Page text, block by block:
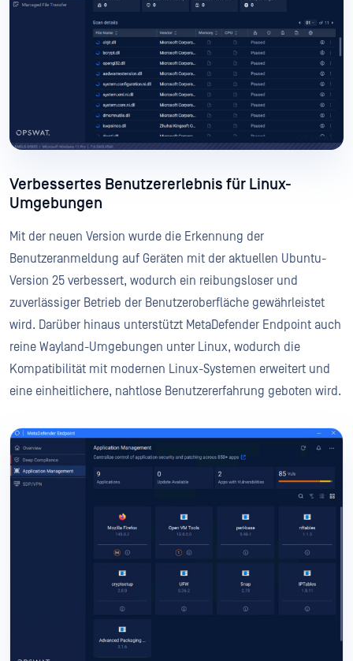
Verbessertes Benutzererlebnis für Linux-
Umgebungen
Mit der neuen Version wurde die Erkennung der
Benutzeranmeldung auf Geräten mit der aktuellen Ubuntu-
Version 25 verbessert, wodurch ein reibungsloser und
zuverlässiger Betrieb der Benutzeroberfläche gewährleistet
wird. Darüber hinaus unterstützt MetaDefender Endpoint auch
reine Wayland-Umgebungen unter Linux, wodurch die
Kompatibilität mit modernen Linux-Systemen erweitert und
eine einheitlichere, nahtlose Benutzererfahrung geboten wird.